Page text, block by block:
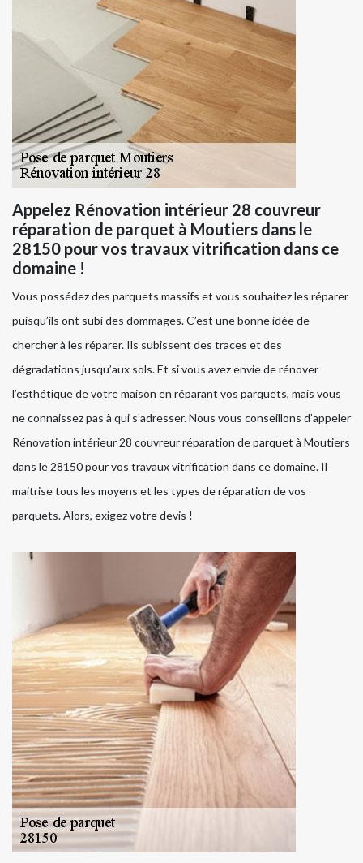
Appelez Rénovation intérieur 28 couvreur
réparation de parquet à Moutiers dans le
28150 pour vos travaux vitrification dans ce
domaine !
Vous possédez des parquets massifs et vous souhaitez les réparer
puisqu’ils ont subi des dommages. C’est une bonne idée de
chercher à les réparer. Ils subissent des traces et des
dégradations jusqu’aux sols. Et si vous avez envie de rénover
l’esthétique de votre maison en réparant vos parquets, mais vous
ne connaissez pas à qui s’adresser. Nous vous conseillons d’appeler
Rénovation intérieur 28 couvreur réparation de parquet à Moutiers
dans le 28150 pour vos travaux vitrification dans ce domaine. Il
maitrise tous les moyens et les types de réparation de vos
parquets. Alors, exigez votre devis !